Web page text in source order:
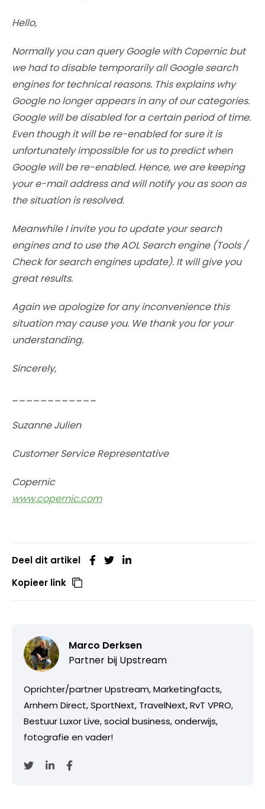
Hello,
Normally you can query Google with Copernic but
we had to disable temporarily all Google search
engines for technical reasons. This explains why
Google no longer appears in any of our categories.
Google will be disabled for a certain period of time.
Even though it will be re-enabled for sure it is
unfortunately impossible for us to predict when
Google will be re-enabled. Hence, we are keeping
your e-mail address and will notify you as soon as
the situation is resolved.
Meanwhile I invite you to update your search
engines and to use the AOL Search engine (Tools /
Check for search engines update). It will give you
great results.
Again we apologize for any inconvenience this
situation may cause you. We thank you for your
understanding.
Sincerely,
____________
Suzanne Julien
Customer Service Representative
Copernic
www.copernic.com
Deel dit artikel
Kopieer link
Marco Derksen
Partner bij Upstream
Oprichter/partner Upstream, Marketingfacts,
Arnhem Direct, SportNext, TravelNext, RvT VPRO,
Bestuur Luxor Live, social business, onderwijs,
fotografie en vader!